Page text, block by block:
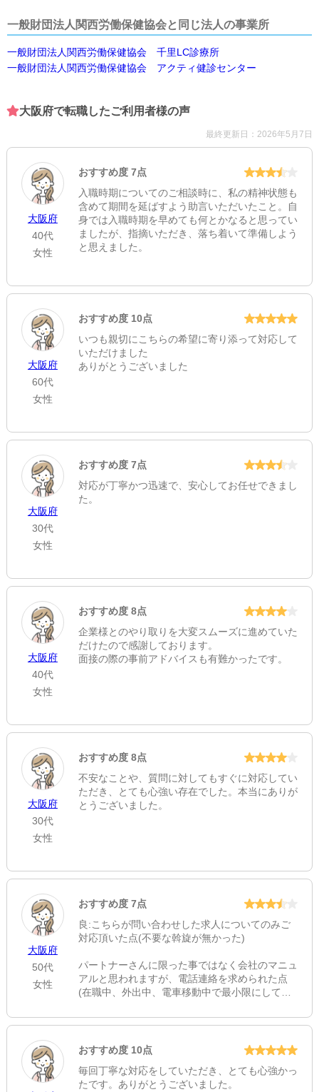
施設形態
検診
法人名
法人名カナ
イッパンザイダンホウジンカンサイロウドウホケンキョウカイ
診療項目
内科・婦人科・放射線科
休診日
大阪府豊中市新千里東町1-4-2 千里ライフサイエンスセンター
最寄り駅1
千里中央
最寄り駅2
北千里
一般財団法人関西労働保健協会と同じ法人の事業所
一般財団法人関西労働保健協会 千里LC診療所
一般財団法人関西労働保健協会 アクティ健診センター
大阪府で転職したご利用者様の声
最終更新日：2026年5月7日
大阪府
40代
女性
おすすめ度 7点
入職時期についてのご相談時に、私の精神状態も
含めて期間を延ばすよう助言いただいたこと。自
身では入職時期を早めても何とかなると思ってい
ましたが、指摘いただき、落ち着いて準備しよう
と思えました。
大阪府
60代
女性
おすすめ度 10点
いつも親切にこちらの希望に寄り添って対応して
いただけました
ありがとうございました
大阪府
30代
女性
おすすめ度 7点
対応が丁寧かつ迅速で、安心してお任せできまし
た。
大阪府
40代
女性
おすすめ度 8点
企業様とのやり取りを大変スムーズに進めていた
だけたので感謝しております。
面接の際の事前アドバイスも有難かったです。
大阪府
30代
女性
おすすめ度 8点
不安なことや、質問に対してもすぐに対応してい
ただき、とても心強い存在でした。本当にありが
とうございました。
大阪府
50代
女性
おすすめ度 7点
良:こちらが問い合わせした求人についてのみご
対応頂いた点(不要な斡旋が無かった)
パートナーさんに限った事ではなく会社のマニュ
アルと思われますが、電話連絡を求められた点
(在職中、外出中、電車移動中で最小限にして頂
この度は検査技師人材バンクをご利用いただき誠
お忙しい状況にもかかわらず、お電話でのご連絡
を求めてしまい大変申し訳ございませんでした。
おすすめ度 10点
毎回丁寧な対応をしていただき、とても心強かっ
たです。ありがとうございました。